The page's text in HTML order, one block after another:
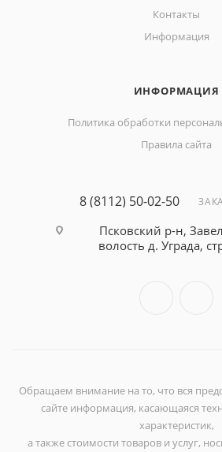
Контакты
Информация
ИНФОРМАЦИЯ
Политика обработки
Правила сайта
8 (8112) 50-02-50
Псковский р-н,
волость д. Уграда,
Обращаем внимание на то, что вся
сайте информация, касающаяся
характеристик,
а также стоимости товаров и услуг,